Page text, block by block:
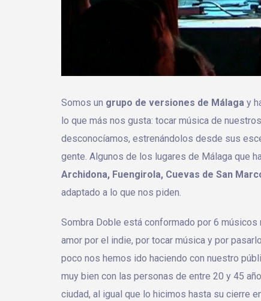
Somos un grupo de versiones de Málaga y
lo que más nos gusta: tocar música de
desconocíamos, estrenándolos desde sus
gente. Algunos de los lugares de Málaga que
Archidona, Fuengirola, Cuevas de San
adaptado a lo que nos piden.
Sombra Doble está conformado por 6
amor por el indie, por tocar música y por
poco nos hemos ido haciendo con nuestro
muy bien con las personas de entre 20 y 45
ciudad, al igual que lo hicimos hasta su cierre